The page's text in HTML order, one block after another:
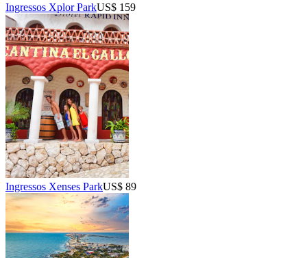
Ingressos Xplor ParkUS$ 159
Ingressos Xenses ParkUS$ 89